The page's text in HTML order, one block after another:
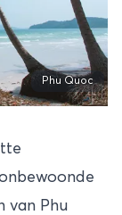
Phu Quoc
van Phu